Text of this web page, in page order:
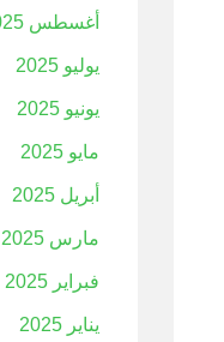
أغسطس 2025
يوليو 2025
يونيو 2025
مايو 2025
أبريل 2025
مارس 2025
فبراير 2025
يناير 2025